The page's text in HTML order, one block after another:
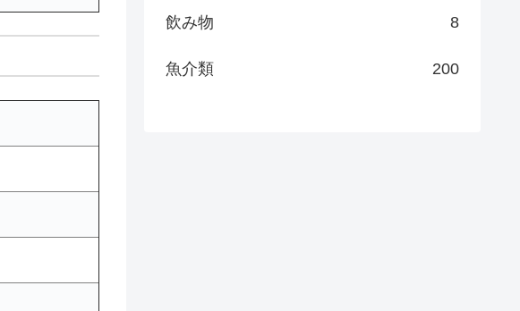
飲み物 8
魚介類 200